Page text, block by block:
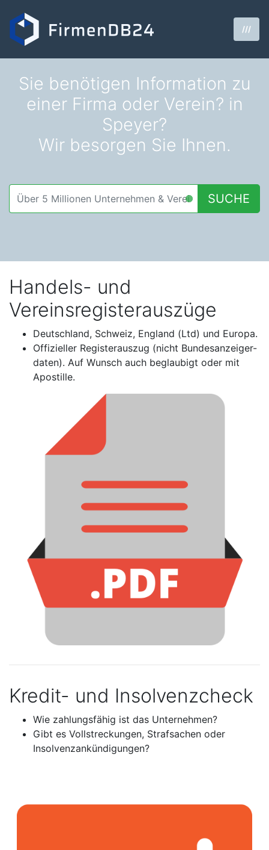
///
Sie benötigen Information zu
einer Firma oder Verein? in
Speyer?
Wir besorgen Sie Ihnen.
SUCHE
Handels- und
Vereinsregisterauszüge
Deutschland, Schweiz, England (Ltd) und Europa.
Offizieller Registerauszug (nicht Bundesanzeiger-
daten). Auf Wunsch auch beglaubigt oder mit
Apostille.
Kredit- und Insolvenzcheck
Wie zahlungsfähig ist das Unternehmen?
Gibt es Vollstreckungen, Strafsachen oder
Insolvenzankündigungen?